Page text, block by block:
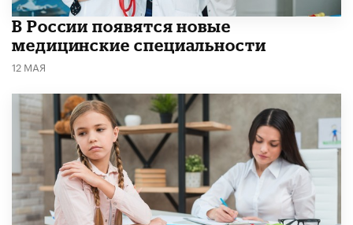
В России появятся новые
медицинские специальности
12 МАЯ